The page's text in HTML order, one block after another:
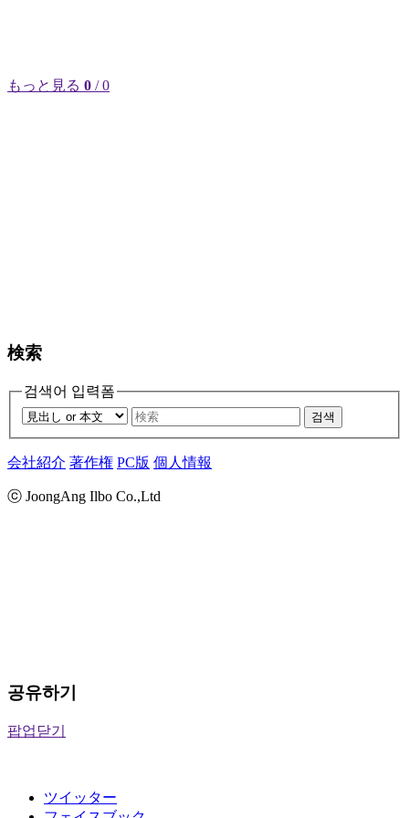
もっと見る 0 / 0
検索
검색어 입력폼
검색
会社紹介 著作権 PC版 個人情報
ⓒ JoongAng Ilbo Co.,Ltd
공유하기
팝업닫기
ツイッター